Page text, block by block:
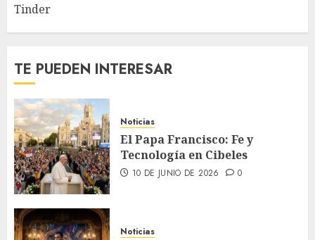
Tinder
TE PUEDEN INTERESAR
Noticias
El Papa Francisco: Fe y
Tecnología en Cibeles
10 DE JUNIO DE 2026 0
Noticias